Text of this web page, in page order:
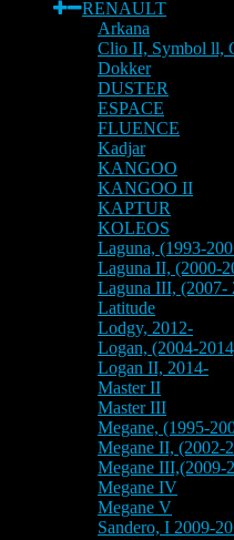
RENAULT
Arkana
Clio II, Symbol ll,
Dokker
DUSTER
ESPACE
FLUENCE
Kadjar
KANGOO
KANGOO II
KAPTUR
KOLEOS
Laguna, (1993-
Laguna II, (2000-
Laguna III, (2007-
Latitude
Lodgy, 2012-
Logan, (2004-
Logan II, 2014-
Master II
Master III
Megane, (1995-
Megane II, (2002-
Megane III,(2009-
Megane IV
Megane V
Sandero, I 2009-